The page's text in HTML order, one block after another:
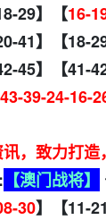
29】【16-
41】【18-
45】【41-
39-24-16-
，致力打
【澳门战将】
30】【11-